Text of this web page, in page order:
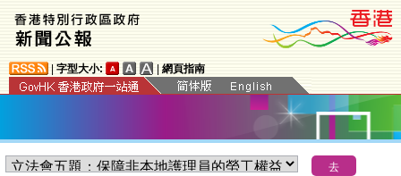
字型大小: 網頁指南